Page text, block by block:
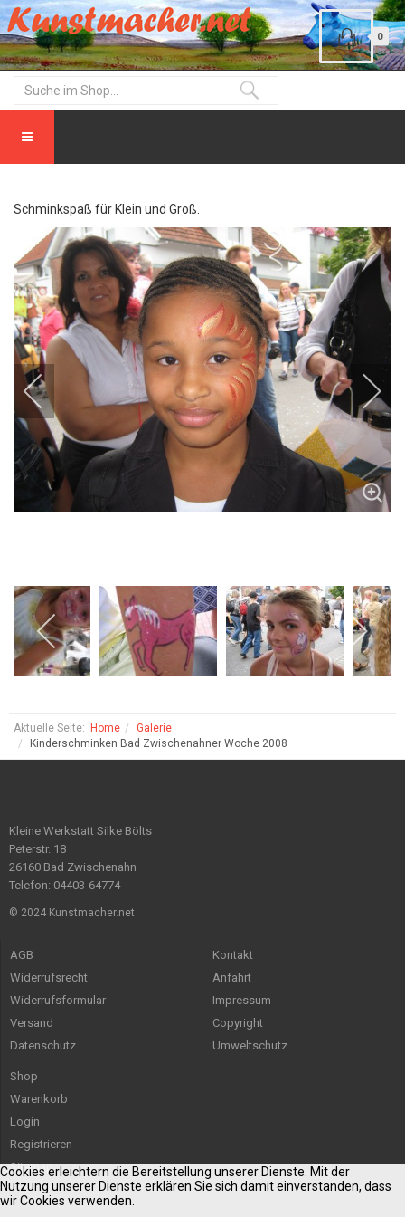
0
Schminkspaß für Klein und Groß.
Aktuelle Seite: Home
Galerie
Kinderschminken Bad Zwischenahner Woche 2008
Kleine Werkstatt Silke Bölts
Peterstr. 18
26160 Bad Zwischenahn
Telefon: 04403-64774
© 2024 Kunstmacher.net
AGB
Widerrufsrecht
Widerrufsformular
Versand
Datenschutz
Kontakt
Anfahrt
Impressum
Copyright
Umweltschutz
Shop
Warenkorb
Login
Registrieren
Sitemap
Cookies erleichtern die Bereitstellung unserer Dienste. Mit der
Nutzung unserer Dienste erklären Sie sich damit einverstanden, dass
wir Cookies verwenden.